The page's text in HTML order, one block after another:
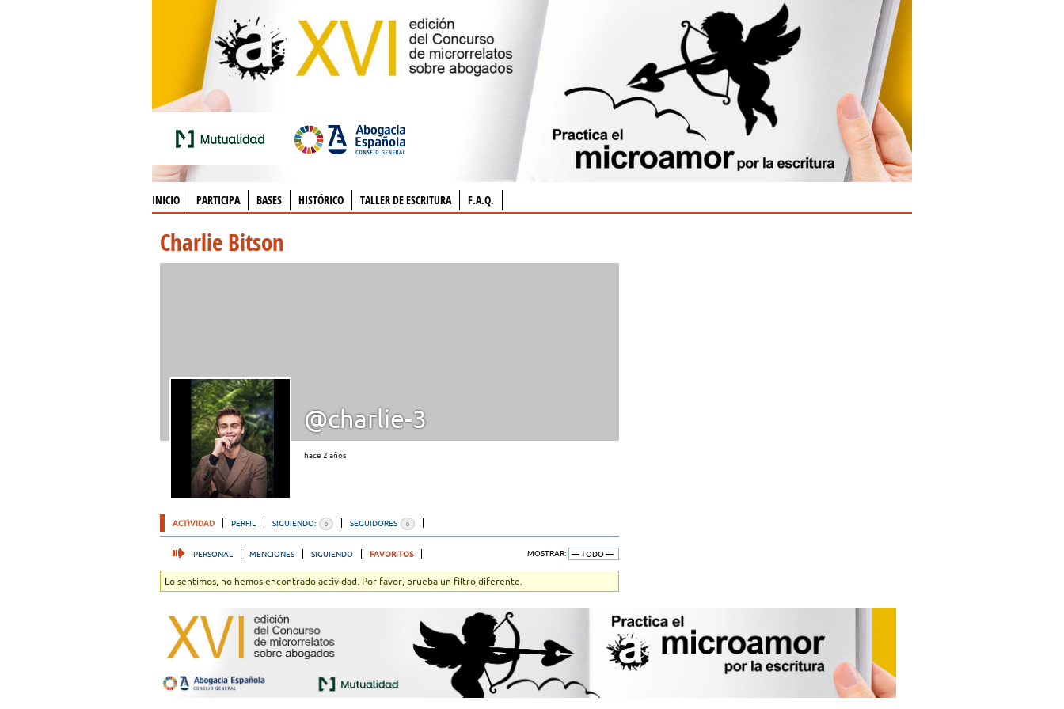
INICIO PARTICIPA BASES HISTÓRICO TALLER DE ESCRITURA F.A.Q.
Charlie Bitson
@charlie-3
hace 2 años
ACTIVIDAD PERFIL SIGUIENDO: 0 SEGUIDORES 0
PERSONAL MENCIONES SIGUIENDO FAVORITOS MOSTRAR:
Lo sentimos, no hemos encontrado actividad. Por favor, prueba un filtro diferente.